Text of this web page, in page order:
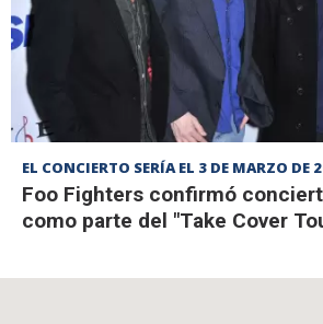
EL CONCIERTO SERÍA EL 3 DE MARZO DE
Foo Fighters confirmó
como parte del "Take Cover